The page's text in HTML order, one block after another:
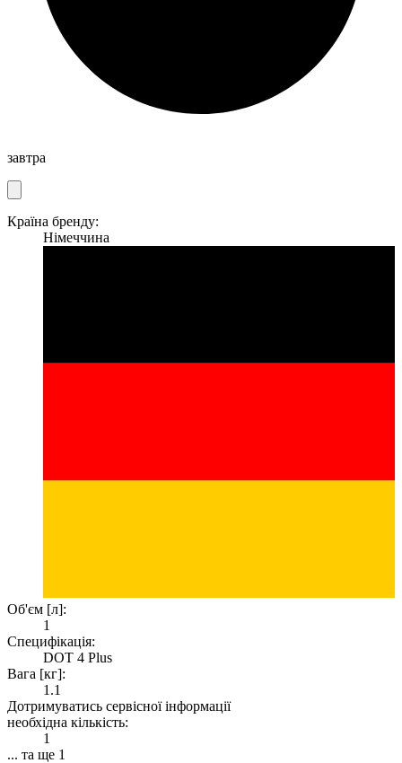
завтра
Країна бренду:
Німеччина
Об'єм [л]:
1
Специфікація:
DOT 4 Plus
Вага [кг]:
1.1
Дотримуватись сервісної інформації
необхідна кількість:
1
... та ще 1